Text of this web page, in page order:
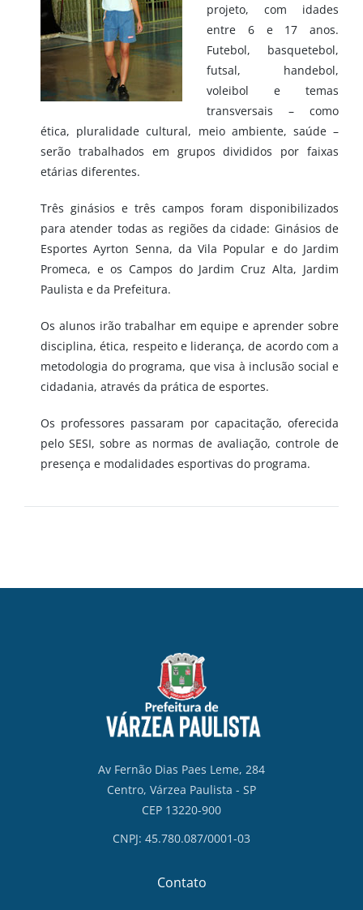
projeto, com idades
entre 6 e 17 anos.
Futebol, basquetebol,
futsal, handebol,
voleibol e temas
transversais – como
ética, pluralidade cultural, meio ambiente, saúde –
serão trabalhados em grupos divididos por faixas
etárias diferentes.
Três ginásios e três campos foram disponibilizados
para atender todas as regiões da cidade: Ginásios de
Esportes Ayrton Senna, da Vila Popular e do Jardim
Promeca, e os Campos do Jardim Cruz Alta, Jardim
Paulista e da Prefeitura.
Os alunos irão trabalhar em equipe e aprender sobre
disciplina, ética, respeito e liderança, de acordo com a
metodologia do programa, que visa à inclusão social e
cidadania, através da prática de esportes.
Os professores passaram por capacitação, oferecida
pelo SESI, sobre as normas de avaliação, controle de
presença e modalidades esportivas do programa.
Av Fernão Dias Paes Leme, 284
Centro, Várzea Paulista - SP
CEP 13220-900
CNPJ: 45.780.087/0001-03
Contato